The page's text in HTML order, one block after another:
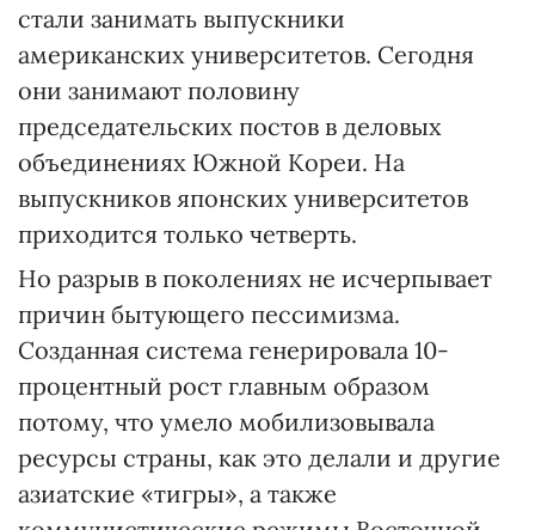
стали занимать выпускники
американских университетов. Сегодня
они занимают половину
председательских постов в деловых
объединениях Южной Кореи. На
выпускников японских университетов
приходится только четверть.
Но разрыв в поколениях не исчерпывает
причин бытующего пессимизма.
Созданная система генерировала 10-
процентный рост главным образом
потому, что умело мобилизовывала
ресурсы страны, как это делали и другие
азиатские «тигры», а также